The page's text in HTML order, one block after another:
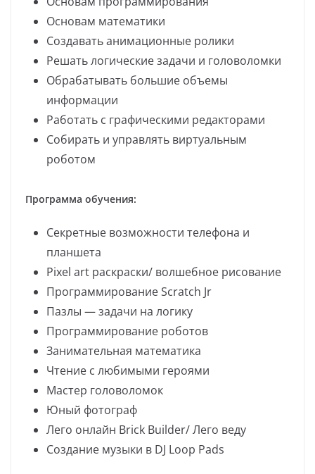
Основам математики
Создавать анимационные ролики
Решать логические задачи и головоломки
Обрабатывать большие объемы
информации
Работать с графическими редакторами
Собирать и управлять виртуальным
роботом
Программа обучения:
Секретные возможности телефона и
планшета
Pixel art раскраски/ волшебное рисование
Программирование Scratch Jr
Пазлы — задачи на логику
Программирование роботов
Занимательная математика
Чтение с любимыми героями
Мастер головоломок
Юный фотограф
Лего онлайн Brick Builder/ Лего веду
Создание музыки в DJ Loop Pads